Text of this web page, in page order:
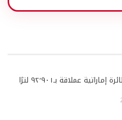
بيرتامينا تزود طائرة إماراتية عملاقة بـ٩٢٬٩٠١ لترًا